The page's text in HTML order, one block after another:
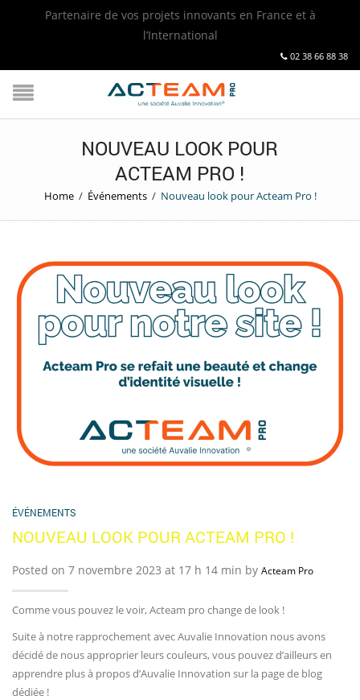
Partenaire de vos projets innovants en France et à
l’International
02 38 66 88 38
NOUVEAU LOOK POUR
ACTEAM PRO !
Home / Événements / Nouveau look pour Acteam Pro !
ÉVÉNEMENTS
NOUVEAU LOOK POUR ACTEAM PRO !
Posted on 7 novembre 2023 at 17 h 14 min by Acteam Pro
Comme vous pouvez le voir, Acteam pro change de look !
Suite à notre rapprochement avec Auvalie Innovation nous avons
décidé de nous approprier leurs couleurs, vous pouvez d’ailleurs en
apprendre plus à propos d’Auvalie Innovation sur la page de blog
dédiée !